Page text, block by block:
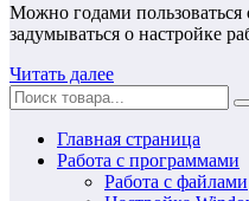
Можно годами
задумываться о настройке
Читать далее
Главная страница
Работа с программами
Работа с файлами